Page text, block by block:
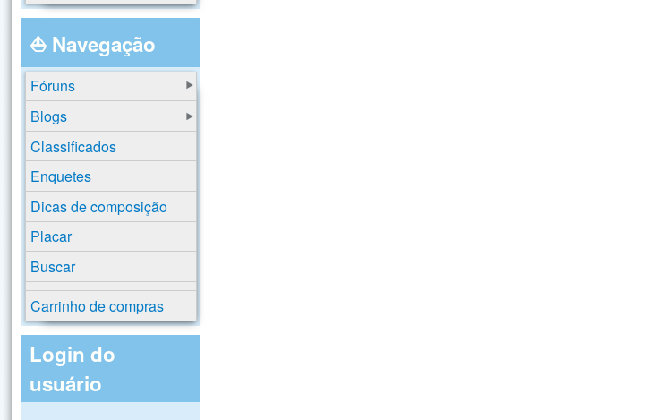
⛵ Navegação
Fóruns
Blogs
Classificados
Enquetes
Dicas de composição
Placar
Buscar
Carrinho de compras
Login do
usuário